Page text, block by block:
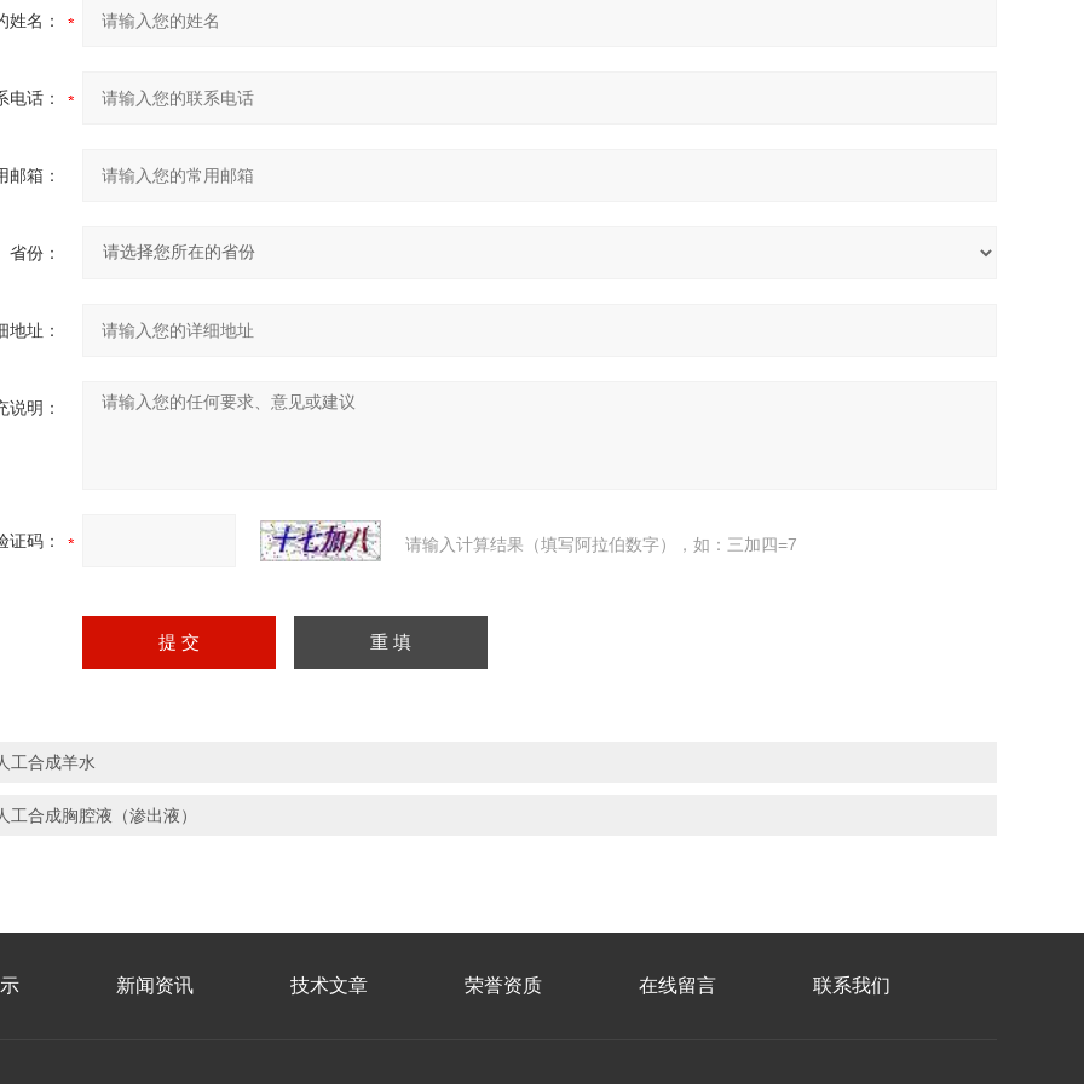
姓名：
电话：
邮箱：
省份：
地址：
说明：
证码： 请输入计算结果（填写阿拉伯数字），如：三加四=7
工合成羊水
工合成胸腔液（渗出液）
新闻资讯 技术文章 荣誉资质 在线留言 联系我们